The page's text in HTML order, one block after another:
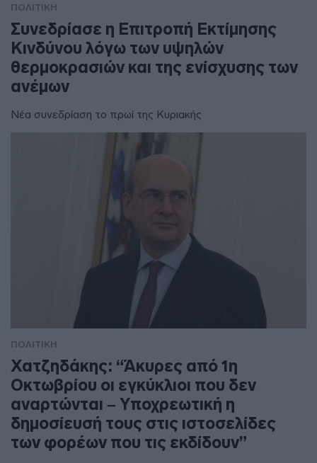
ΠΟΛΙΤΙΚΗ
Συνεδρίασε η Επιτροπή Εκτίμησης
Κινδύνου λόγω των υψηλών
θερμοκρασιών και της ενίσχυσης των
ανέμων
Νέα συνεδρίαση το πρωί της Κυριακής
ΠΟΛΙΤΙΚΗ
Χατζηδάκης: “Άκυρες από 1η
Οκτωβρίου οι εγκύκλιοι που δεν
αναρτώνται – Υποχρεωτική η
δημοσίευσή τους στις ιστοσελίδες
των φορέων που τις εκδίδουν”